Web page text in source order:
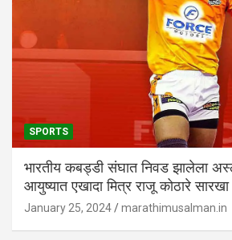
SPORTS
भारतीय कबड्डी संघात निवड झालेला
आयुष्यात एखादा मित्र राजू कोठारे
January 25, 2024 marathimusalman.in